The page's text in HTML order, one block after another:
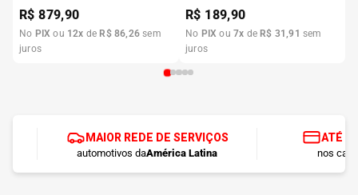
R$879,90
No PIX ou 12x de R$ 86,26 sem
juros
R$ 189,90
No PIX ou7x de R$ 31 ,91 sem
juros
MAIOR REDE DE SERVIÇOS
automotivos daAmérica Latina
ATÉ
nos